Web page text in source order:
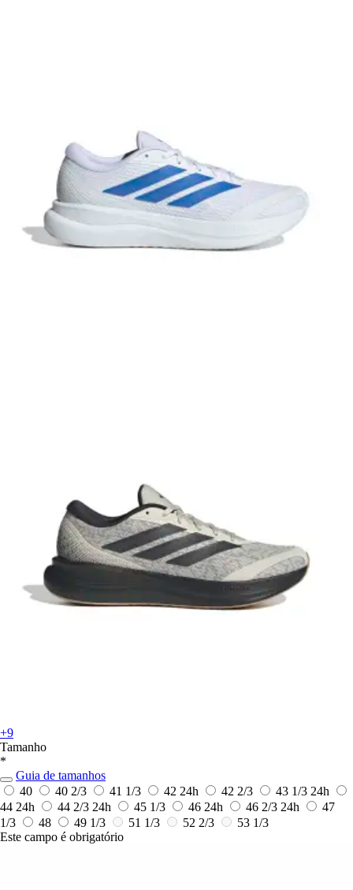
+9
Tamanho
*
Guia de tamanhos
40
40 2/3 41 1/3 42 24h 42 2/3 43 1/3 24h
44 24h 44 2/3 24h 45 1/3 46 24h 46 2/3 24h
47
1/3
48 49 1/3 51 1/3 52 2/3
53 1/3
Este campo é obrigatório